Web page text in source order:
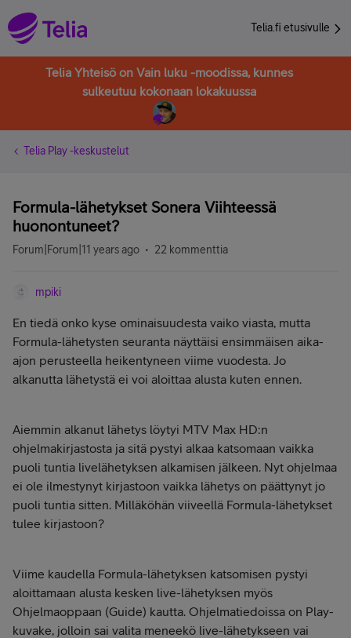
Telia.fi etusivulle
Telia Yhteisö on Vain luku -moodissa, kunnes
sulkeutuu kokonaan lokakuussa
Telia Play -keskustelut
Formula-lähetykset Sonera Viihteessä
huonontuneet?
Forum|Forum|11 years ago 22 kommenttia
mpiki
En tiedä onko kyse ominaisuudesta vaiko viasta, mutta
Formula-lähetysten seuranta näyttäisi ensimmäisen aika-
ajon perusteella heikentyneen viime vuodesta. Jo
alkanutta lähetystä ei voi aloittaa alusta kuten ennen.
Aiemmin alkanut lähetys löytyi MTV Max HD:n
ohjelmakirjastosta ja sitä pystyi alkaa katsomaan vaikka
puoli tuntia livelähetyksen alkamisen jälkeen. Nyt ohjelmaa
ei ole ilmestynyt kirjastoon vaikka lähetys on päättynyt jo
puoli tuntia sitten. Milläköhän viiveellä Formula-lähetykset
tulee kirjastoon?
Viime kaudella Formula-lähetyksen katsomisen pystyi
aloittamaan alusta kesken live-lähetyksen myös
Ohjelmaoppaan (Guide) kautta. Ohjelmatiedoissa on Play-
kuvake, jolloin sai valita meneekö live-lähetykseen vai